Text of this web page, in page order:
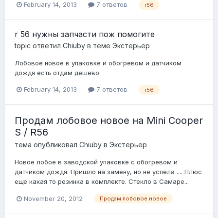
February 14, 2013 7 ответов r56
r 56 нужны запчасти пож помогите
topic ответил Chiuby в теме Экстерьер
Лобовое новое в упаковке и обогревом и датчиком
дождя есть отдам дешево.
February 14, 2013 7 ответов r56
Продам лобовое новое на Mini Cooper
S / R56
тема опубликовал Chiuby в Экстерьер
Новое лобое в заводской упаковке с обогревом и
датчиком дождя. Пришло на замену, но не успела .... Плюс
еще какая то резинка в комплекте. Стекло в Самаре...
November 20, 2012 Продам лобовое новое